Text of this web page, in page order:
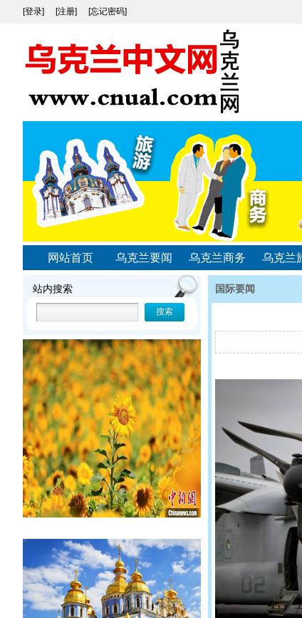
[登录] [注册] [忘记密码]
网站首页 乌克兰要闻 乌克兰商务 乌克兰
站内搜索 国际要闻